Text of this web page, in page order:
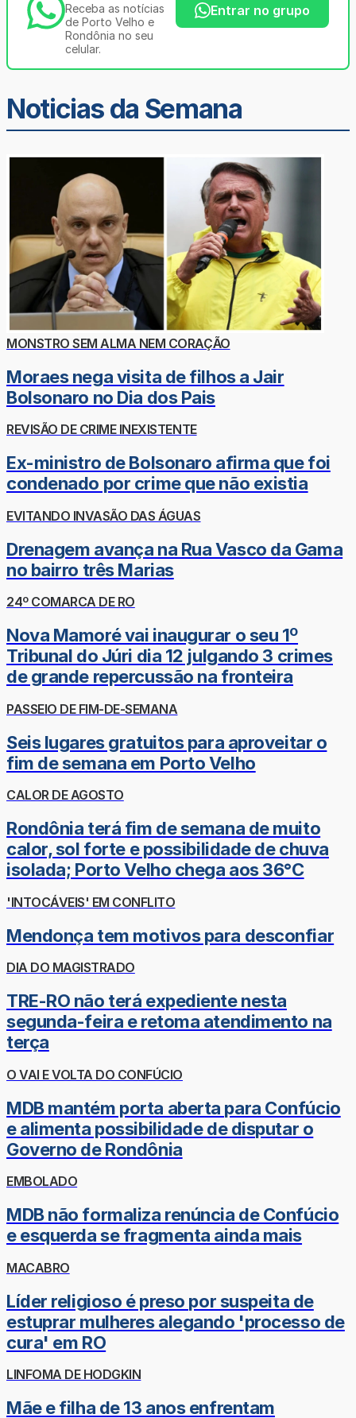
Receba as notícias
de Porto Velho e
Rondônia no seu
celular.
Entrar no grupo
Noticias da Semana
MONSTRO SEM ALMA NEM CORAÇÃO
Moraes nega visita de filhos a Jair
Bolsonaro no Dia dos Pais
REVISÃO DE CRIME INEXISTENTE
Ex-ministro de Bolsonaro afirma que foi
condenado por crime que não existia
EVITANDO INVASÃO DAS ÁGUAS
Drenagem avança na Rua Vasco da Gama
no bairro três Marias
24º COMARCA DE RO
Nova Mamoré vai inaugurar o seu 1º
Tribunal do Júri dia 12 julgando 3 crimes
de grande repercussão na fronteira
PASSEIO DE FIM-DE-SEMANA
Seis lugares gratuitos para aproveitar o
fim de semana em Porto Velho
CALOR DE AGOSTO
Rondônia terá fim de semana de muito
calor, sol forte e possibilidade de chuva
isolada; Porto Velho chega aos 36°C
'INTOCÁVEIS' EM CONFLITO
Mendonça tem motivos para desconfiar
DIA DO MAGISTRADO
TRE-RO não terá expediente nesta
segunda-feira e retoma atendimento na
terça
O VAI E VOLTA DO CONFÚCIO
MDB mantém porta aberta para Confúcio
e alimenta possibilidade de disputar o
Governo de Rondônia
EMBOLADO
MDB não formaliza renúncia de Confúcio
e esquerda se fragmenta ainda mais
MACABRO
Líder religioso é preso por suspeita de
estuprar mulheres alegando 'processo de
cura' em RO
LINFOMA DE HODGKIN
Mãe e filha de 13 anos enfrentam